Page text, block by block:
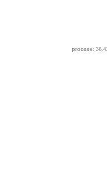
process: